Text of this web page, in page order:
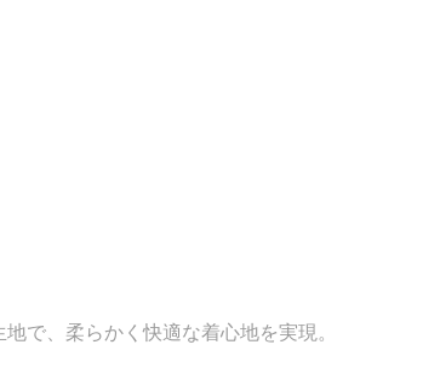
で、柔らかく快適な着心地を実現。